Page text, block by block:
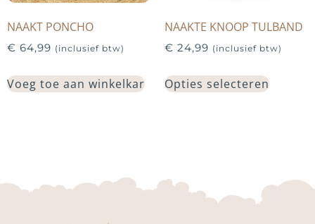
NAAKT PONCHO
€ 64,99 (inclusief btw)
Voeg toe aan winkelkar
NAAKTE KNOOP TULBAND
€ 24,99 (inclusief btw)
Opties selecteren